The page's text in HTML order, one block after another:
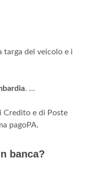
targa del veicolo e i
. ...
Credito e di Poste
pagoPA.
banca?